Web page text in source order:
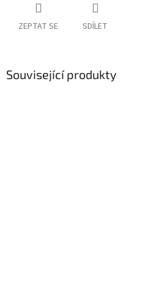
ZEPTAT SE SDÍLET
Související produkty